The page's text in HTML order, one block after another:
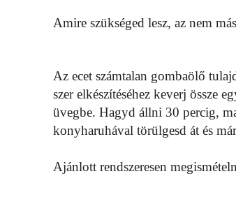
Amire szükséged lesz, az nem
Az ecet számtalan gombaölő
szer elkészítéséhez keverj össze
üvegbe. Hagyd állni 30 percig,
konyharuhával törülgesd át és
Ajánlott rendszeresen